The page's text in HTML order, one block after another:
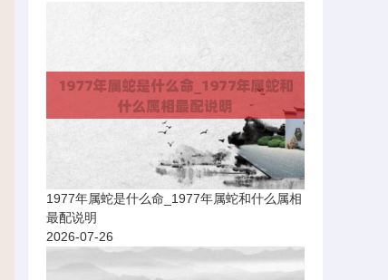
1977年属蛇是什么命_1977年属蛇和什么属相
最配说明
2026-07-26